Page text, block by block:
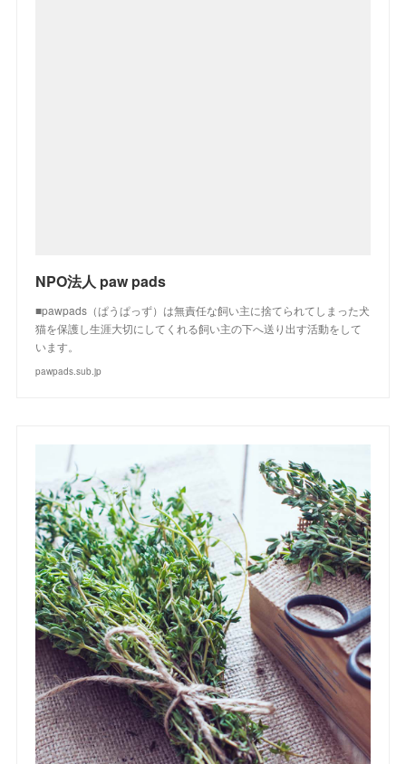
NPO法人 paw pads
■pawpads（ぱうぱっず）は無責任な飼い主に捨てられてしまった犬
猫を保護し生涯大切にしてくれる飼い主の下へ送り出す活動をして
います。
pawpads.sub.jp